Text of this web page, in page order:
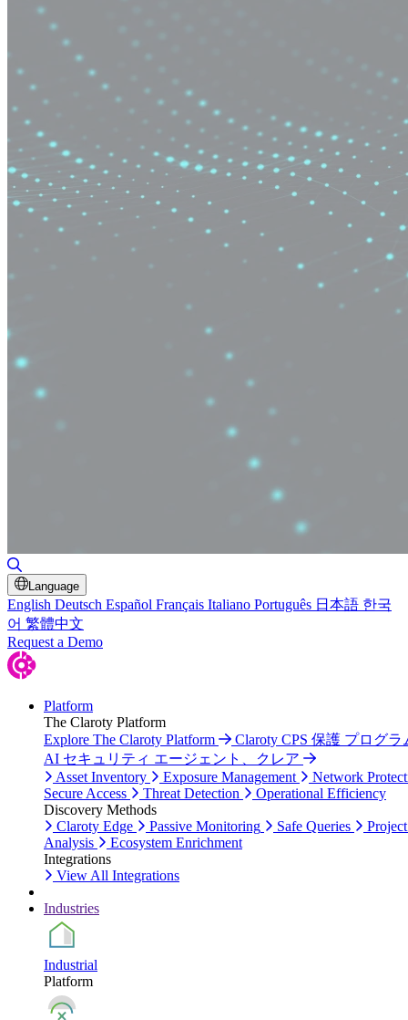
Language
English Deutsch Español Français Italiano Português 日本語 한국
어 繁體中文
Request a Demo
Platform
The Claroty Platform
Explore The Claroty Platform
Claroty CPS 保護 プログラ
AI セキュリティ エージェント、クレア
Asset Inventory
Exposure Management
Network
Secure Access
Threat Detection
Operational Efficiency
Discovery Methods
Claroty Edge
Passive Monitoring Safe Queries
Analysis
Ecosystem Enrichment
Integrations
View All Integrations
Industries
Industrial
Platform